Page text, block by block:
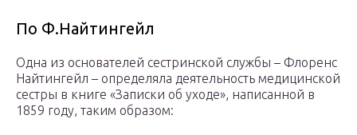
По Ф.Найтингейл
Одна из основателей сестринской службы – Флоренс
Найтингейл – определяла деятельность медицинской
сестры в книге «Записки об уходе», написанной в
1859 году, таким образом: